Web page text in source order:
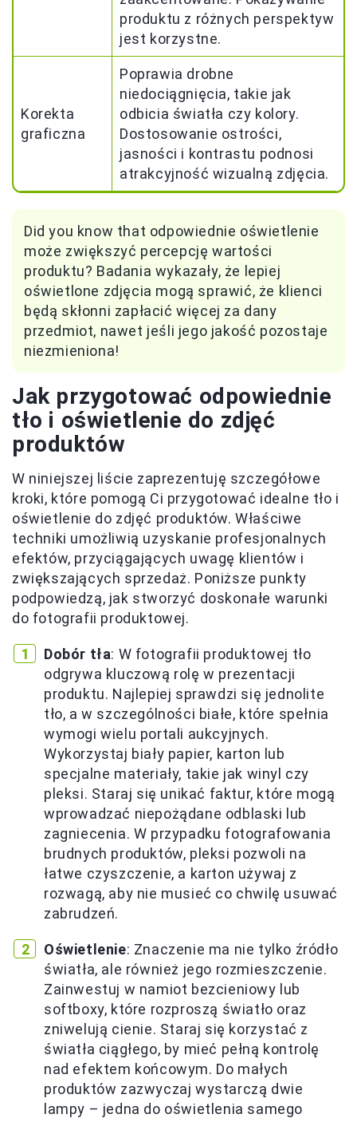
produktu z różnych perspektyw
jest korzystne.
Korekta
graficzna
Poprawia drobne
niedociągnięcia, takie jak
odbicia światła czy kolory.
Dostosowanie ostrości,
jasności i kontrastu podnosi
atrakcyjność wizualną zdjęcia.
Did you know that odpowiednie oświetlenie
może zwiększyć percepcję wartości
produktu? Badania wykazały, że lepiej
oświetlone zdjęcia mogą sprawić, że klienci
będą skłonni zapłacić więcej za dany
przedmiot, nawet jeśli jego jakość pozostaje
niezmieniona!
Jak przygotować odpowiednie
tło i oświetlenie do zdjęć
produktów
W niniejszej liście zaprezentuję szczegółowe
kroki, które pomogą Ci przygotować idealne tło i
oświetlenie do zdjęć produktów. Właściwe
techniki umożliwią uzyskanie profesjonalnych
efektów, przyciągających uwagę klientów i
zwiększających sprzedaż. Poniższe punkty
podpowiedzą, jak stworzyć doskonałe warunki
do fotografii produktowej.
Dobór tła: W fotografii produktowej tło
odgrywa kluczową rolę w prezentacji
produktu. Najlepiej sprawdzi się jednolite
tło, a w szczególności białe, które spełnia
wymogi wielu portali aukcyjnych.
Wykorzystaj biały papier, karton lub
specjalne materiały, takie jak winyl czy
pleksi. Staraj się unikać faktur, które mogą
wprowadzać niepożądane odblaski lub
zagniecenia. W przypadku fotografowania
brudnych produktów, pleksi pozwoli na
łatwe czyszczenie, a karton używaj z
rozwagą, aby nie musieć co chwilę usuwać
zabrudzeń.
Oświetlenie: Znaczenie ma nie tylko źródło
światła, ale również jego rozmieszczenie.
Zainwestuj w namiot bezcieniowy lub
softboxy, które rozproszą światło oraz
zniwelują cienie. Staraj się korzystać z
światła ciągłego, by mieć pełną kontrolę
nad efektem końcowym. Do małych
produktów zazwyczaj wystarczą dwie
lampy – jedna do oświetlenia samego